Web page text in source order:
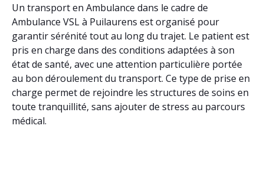
Un transport en Ambulance dans le cadre de
Ambulance VSL à Puilaurens est organisé pour
garantir sérénité tout au long du trajet. Le patient est
pris en charge dans des conditions adaptées à son
état de santé, avec une attention particulière portée
au bon déroulement du transport. Ce type de prise en
charge permet de rejoindre les structures de soins en
toute tranquillité, sans ajouter de stress au parcours
médical.